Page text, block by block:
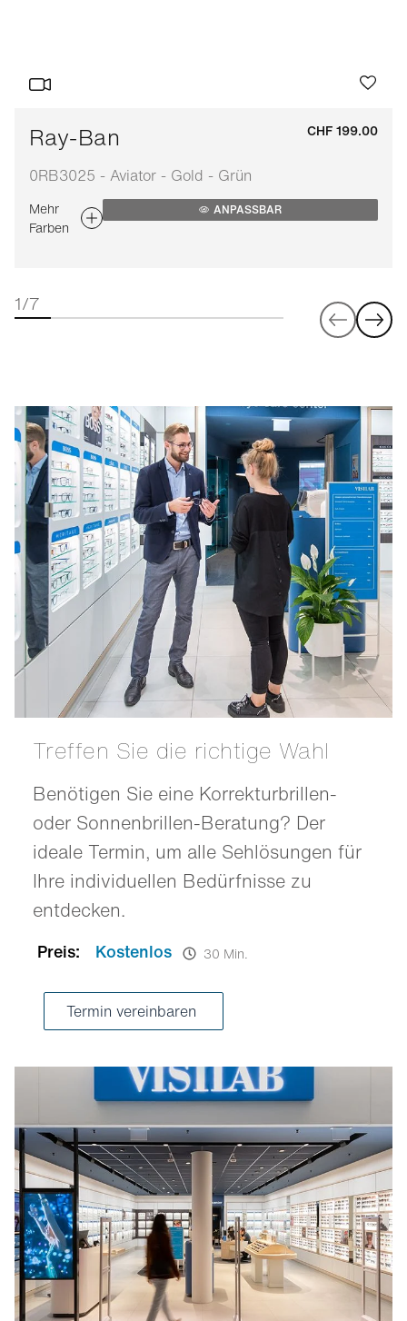
Ray-Ban
0RB3025 - Aviator - Gold - Grün
CHF 199.00
Mehr
Farben
ANPASSBAR
1/7
Treffen Sie die richtige Wahl
Benötigen Sie eine Korrekturbrillen-
oder Sonnenbrillen-Beratung? Der
ideale Termin, um alle Sehlösungen für
Ihre individuellen Bedürfnisse zu
entdecken.
Preis: Kostenlos 30 Min.
Termin vereinbaren